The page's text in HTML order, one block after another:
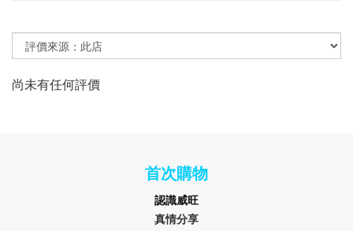
尚未有任何評價
首次購物
認識威旺
真情分享